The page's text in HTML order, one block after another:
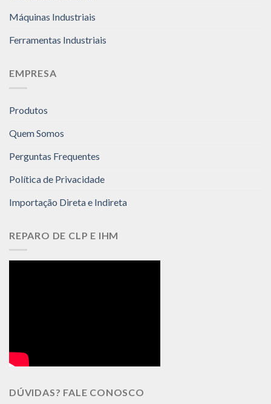
Máquinas Industriais
Ferramentas Industriais
EMPRESA
Produtos
Quem Somos
Perguntas Frequentes
Política de Privacidade
Importação Direta e Indireta
REPARO DE CLP E IHM
DÚVIDAS? FALE CONOSCO